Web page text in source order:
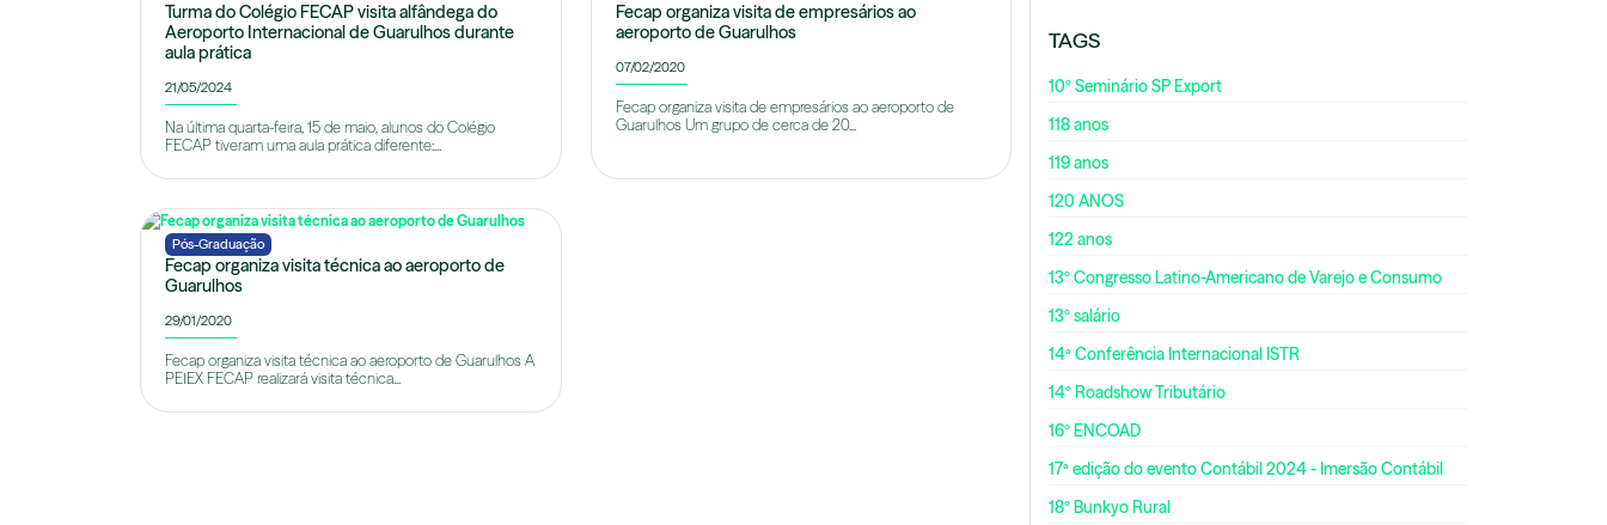
Turma do Colégio FECAP visita alfândega do
Aeroporto Internacional de Guarulhos durante
aula prática
21/05/2024
Na última quarta-feira, 15 de maio, alunos do Colégio
FECAP tiveram uma aula prática diferente:...
Fecap organiza visita de empresários ao
aeroporto de Guarulhos
07/02/2020
Fecap organiza visita de empresários ao aeroporto de
Guarulhos Um grupo de cerca de 20...
Pós-Graduação
Fecap organiza visita técnica ao aeroporto de
Guarulhos
29/01/2020
Fecap organiza visita técnica ao aeroporto de Guarulhos A
PEIEX FECAP realizará visita técnica...
TAGS
10º Seminário SP Export
118 anos
119 anos
120 ANOS
122 anos
13º Congresso Latino-Americano de Varejo e Consumo
13º salário
14ª Conferência Internacional ISTR
14º Roadshow Tributário
16º ENCOAD
17ª edição do evento Contábil 2024 - Imersão Contábil
18º Bunkyo Rural